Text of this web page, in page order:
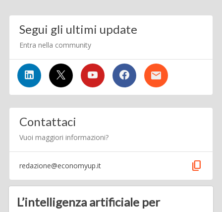
Segui gli ultimi update
Entra nella community
Contattaci
Vuoi maggiori informazioni?
redazione@economyup.it content_copy
L’intelligenza artificiale per